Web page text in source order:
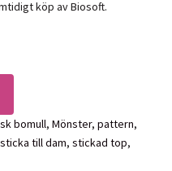
köp av Biosoft.
bomull, Mönster, pattern,
sticka till dam, stickad top,